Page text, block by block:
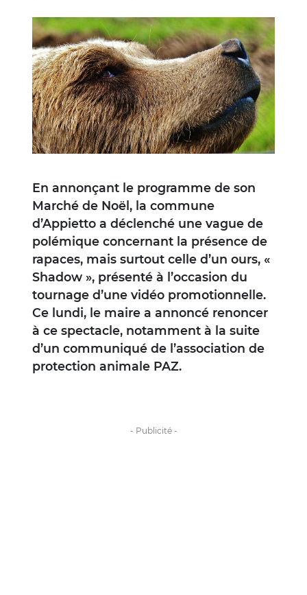
Image
En annonçant le programme de son
Marché de Noël, la commune
d’Appietto a déclenché une vague de
polémique concernant la présence de
rapaces, mais surtout celle d’un ours, «
Shadow », présenté à l’occasion du
tournage d’une vidéo promotionnelle.
Ce lundi, le maire a annoncé renoncer
à ce spectacle, notamment à la suite
d’un communiqué de l’association de
protection animale PAZ.